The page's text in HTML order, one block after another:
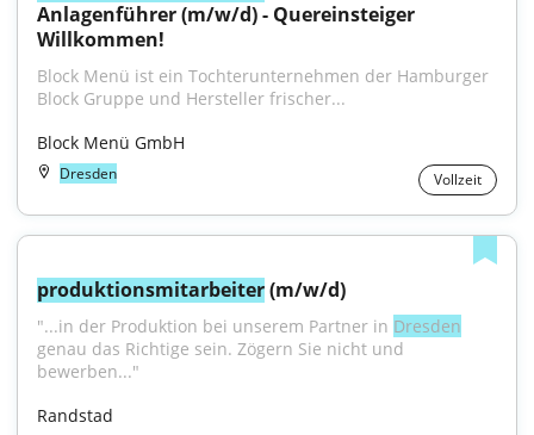
Anlagenführer (m/w/d) - Quereinsteiger
Willkommen!
Block Menü ist ein Tochterunternehmen der Hamburger
Block Gruppe und Hersteller frischer...
Block Menü GmbH
Dresden Vollzeit
produktionsmitarbeiter (m/w/d)
"...in der Produktion bei unserem Partner in Dresden
genau das Richtige sein. Zögern Sie nicht und
bewerben..."
Randstad